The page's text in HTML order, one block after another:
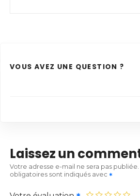
VOUS AVEZ UNE QUESTION ?
Laissez un
Votre adresse e-mail ne sera pas publiée.
obligatoires sont indiqués avec